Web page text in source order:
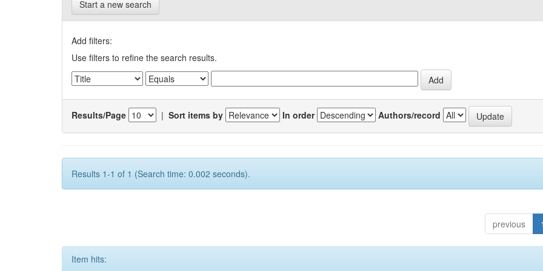
Start a new search
Add filters:
Use filters to refine the search results.
Results/Page | Sort items by In order Authors/record
Results 1-1 of 1 (Search time: 0.002 seconds).
previous 1
Item hits: